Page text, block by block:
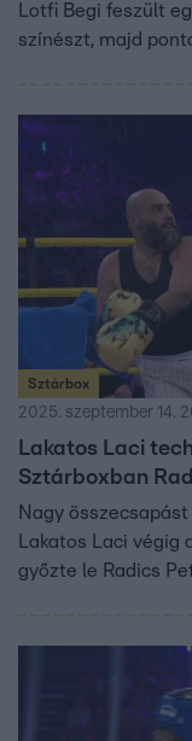
Lotfi Begi feszült
színészt, majd
Sztárbox
2025. szeptember 14.
Lakatos Laci
Sztárboxban
Nagy
Lakatos Laci végig
győzte le Radics